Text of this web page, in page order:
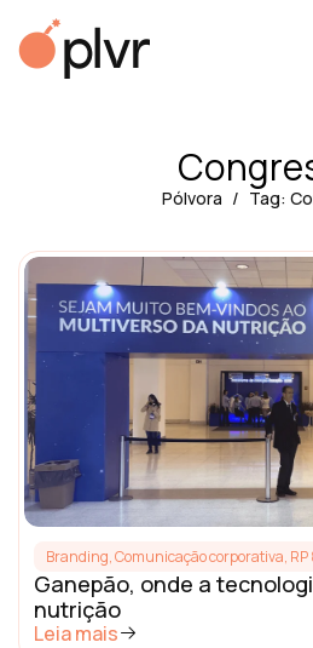
Pólvora Tag:
Branding,Comunicação corporativa,
Ganepão, onde a
nutrição
Leia mais